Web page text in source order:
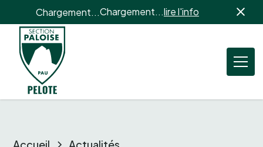
Chargement...Chargement...lire l'info